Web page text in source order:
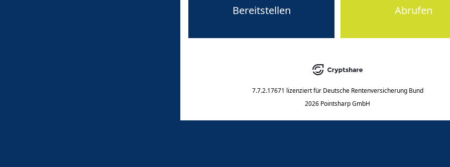
Bereitstellen Abrufen
7.7.2.17671 lizenziert für Deutsche Rentenversicherung Bund
2026 Pointsharp GmbH